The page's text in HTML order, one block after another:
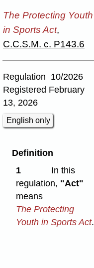
The Protecting Youth
in Sports Act,
C.C.S.M. c. P143.6
Regulation 10/2026
Registered February
13, 2026
English only
Definition
1
In this
regulation, "Act"
means
The Protecting
Youth in Sports Act.